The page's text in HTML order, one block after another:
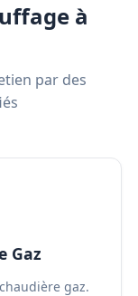
à
par des
Gaz
gaz.